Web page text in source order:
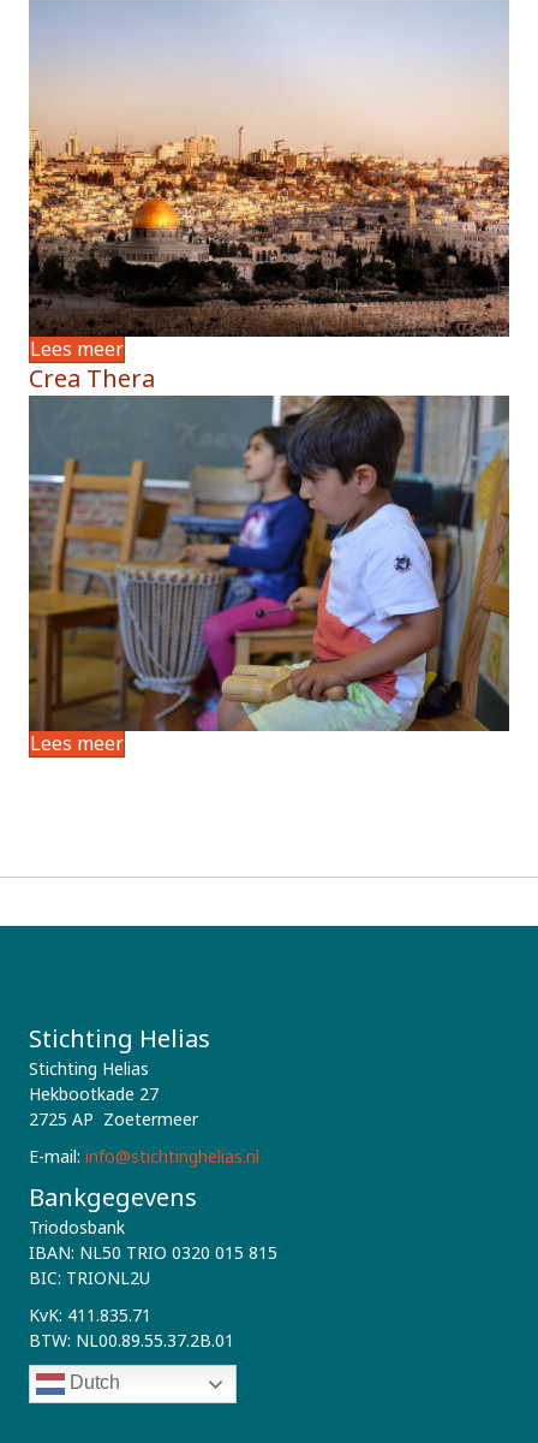
Lees meer
Crea Thera
Lees meer
Stichting Helias
Stichting Helias
Hekbootkade 27
2725 AP Zoetermeer
E-mail: info@stichtinghelias.nl
Bankgegevens
Triodosbank
IBAN: NL50 TRIO 0320 015 815
BIC: TRIONL2U
KvK: 411.835.71
BTW: NL00.89.55.37.2B.01
Dutch